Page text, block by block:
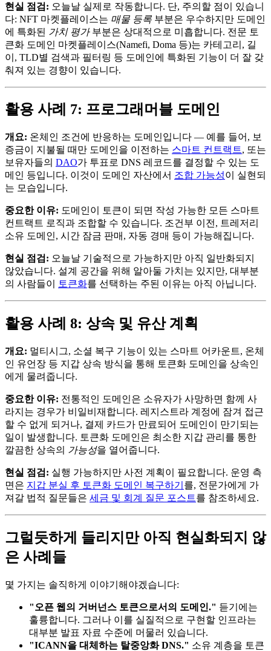
현실 점검: 오늘날 실제로 작동합니다. 단, 주의할 점이 있습니
다: NFT 마켓플레이스는 매물 등록 부분은 우수하지만 도메인
에 특화된 가치 평가부분은 상대적으로 미흡합니다. 전문 토
큰화 도메인 마켓플레이스(Namefi, Doma 등)는 카테고리, 길
이, TLD별 검색과 필터링 등 도메인에 특화된 기능이 더 잘 갖
춰져 있는 경향이 있습니다.
활용 사례 7: 프로그래머블 도메인
개요: 온체인 조건에 반응하는 도메인입니다 — 예를 들어, 보
증금이 지불될 때만 도메인을 이전하는 스마트 컨트랙트, 또는
보유자들의 DAO가 투표로 DNS 레코드를 결정할 수 있는 도
메인 등입니다. 이것이 도메인 자산에서 조합 가능성이 실현되
는 모습입니다.
중요한 이유: 도메인이 토큰이 되면 작성 가능한 모든 스마트
컨트랙트 로직과 조합할 수 있습니다. 조건부 이전, 트레저리
소유 도메인, 시간 잠금 판매, 자동 경매 등이 가능해집니다.
현실 점검: 오늘날 기술적으로 가능하지만 아직 일반화되지
않았습니다. 설계 공간을 위해 알아둘 가치는 있지만, 대부분
의 사람들이
토큰화를 선택하는 주된 이유는 아직 아닙니다.
활용 사례 8: 상속 및 유산 계획
개요: 멀티시그, 소셜 복구 기능이 있는 스마트 어카운트, 온체
인 유언장 등 지갑 상속 방식을 통해 토큰화 도메인을 상속인
에게 물려줍니다.
중요한 이유: 전통적인 도메인은 소유자가 사망하면 함께 사
라지는 경우가 비일비재합니다. 레지스트라 계정에 잠겨 접근
할 수 없게 되거나, 결제 카드가 만료되어 도메인이 만기되는
일이 발생합니다. 토큰화 도메인은 최소한 지갑 관리를 통한
깔끔한 상속의 가능성을 열어줍니다.
현실 점검: 실행 가능하지만 사전 계획이 필요합니다. 운영 측
면은 지갑 분실 후 토큰화 도메인 복구하기 를, 전문가에게 가
져갈 법적 질문들은 세금 및 회계 질문 포스트를 참조하세요.
그럴듯하게 들리지만 아직 현실화되지 않
은 사례들
몇 가지는 솔직하게 이야기해야겠습니다:
"오픈 웹의 거버넌스 토큰으로서의 도메인." 듣기에는
훌륭합니다. 그러나 이를 실질적으로 구현할 인프라는
대부분 발표 자료 수준에 머물러 있습니다.
"ICANN을 대체하는 탈중앙화 DNS." 소유 계층을 토큰